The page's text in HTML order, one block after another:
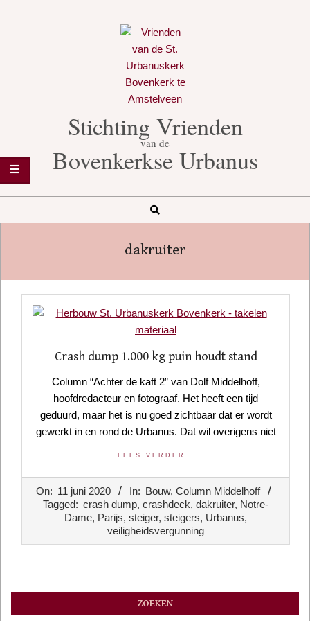
Stichting Vrienden
van de
Bovenkerkse Urbanus
Search
dakruiter
Crash dump 1.000 kg puin houdt stand
Column “Achter de kaft 2” van Dolf Middelhoff,
hoofdredacteur en fotograaf. Het heeft een tijd
geduurd, maar het is nu goed zichtbaar dat er wordt
gewerkt in en rond de Urbanus. Dat wil overigens niet
LEES VERDER…
On: 11 juni 2020 In: Bouw, Column Middelhoff
Tagged: crash dump, crashdeck, dakruiter, Notre-
Dame, Parijs, steiger, steigers, Urbanus,
veiligheidsvergunning
ZOEKEN